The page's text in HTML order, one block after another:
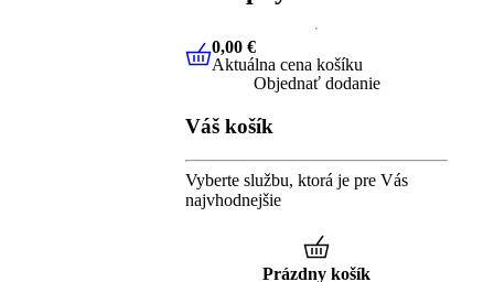
0,00 €Aktuálna cena košíku
0,00 €
Aktuálna cena košíku
Objednať dodanie
Váš košík
Vyberte službu, ktorá je pre Vás
najvhodnejšie
Prázdny košík